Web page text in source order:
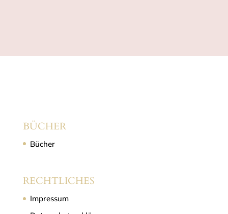
BÜCHER
Bücher
RECHTLICHES
Impressum